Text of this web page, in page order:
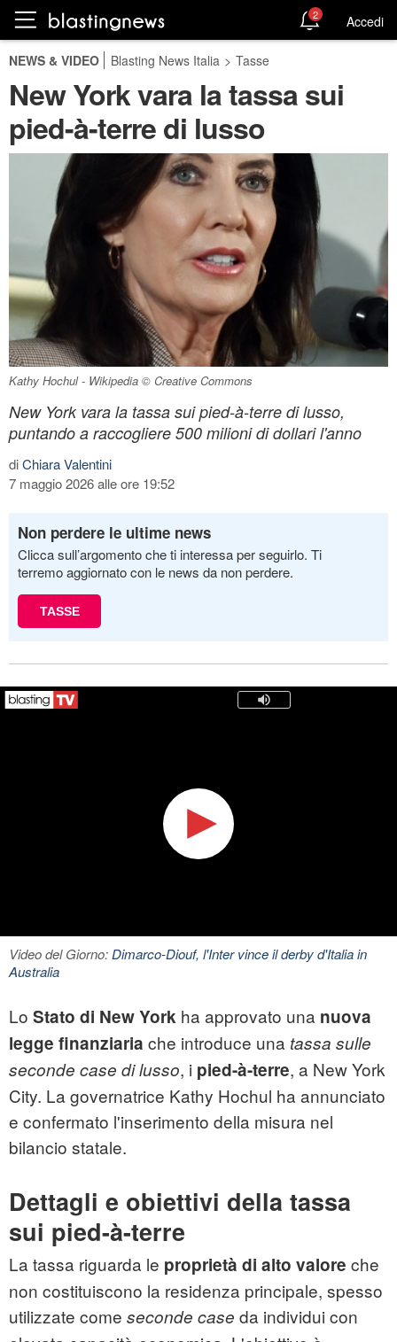
2 Accedi
NEWS & VIDEO Blasting News Italia > Tasse
New York vara la tassa sui
pied-à-terre di lusso
Kathy Hochul - Wikipedia © Creative Commons
New York vara la tassa sui pied-à-terre di lusso,
puntando a raccogliere 500 milioni di dollari l'anno
diChiara Valentini
7 maggio 2026 alle ore 19:52
Non perdere le ultime news
Clicca sull’argomento che ti interessa per seguirlo. Ti
terremo aggiornato con le news da non perdere.
TASSE
Video del Giorno:Dimarco-Diouf, l'Inter vince il derby d'Italia in
Australia
Lo Stato di New York ha approvato una nuova
legge finanziaria che introduce una tassa sulle
seconde case di lusso, i pied-à-terre, a New York
City. La governatrice Kathy Hochul ha annunciato
e confermato l'inserimento della misura nel
bilancio statale.
Dettagli e obiettivi della tassa
sui pied-à-terre
La tassa riguarda le proprietà di alto valore che
non costituiscono la residenza principale, spesso
utilizzate come seconde case da individui con